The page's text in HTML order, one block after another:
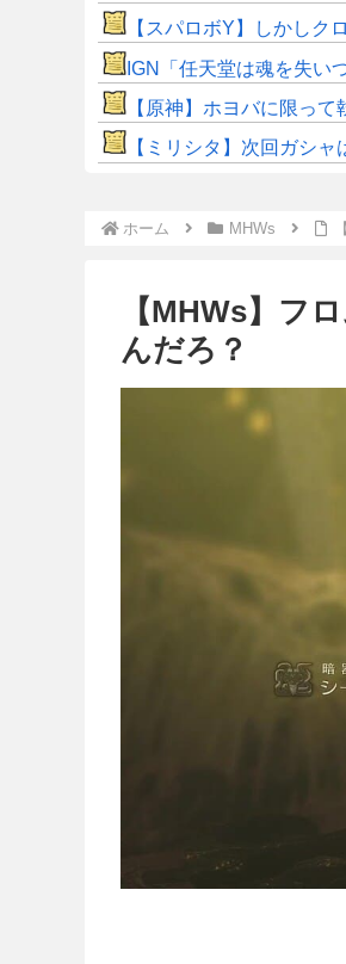
【スパロボY】しかしク
IGN「任天堂は魂を失い
【原神】ホヨバに限って
【ミリシタ】次回ガシ
ホーム MHWs
【MHWs】フ
んだろ？